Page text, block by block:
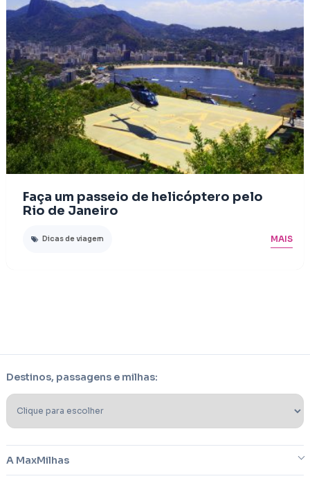
Faça um passeio de helicóptero pelo
Rio de Janeiro
Dicas de viagem MAIS
Destinos, passagens e milhas:
A MaxMilhas